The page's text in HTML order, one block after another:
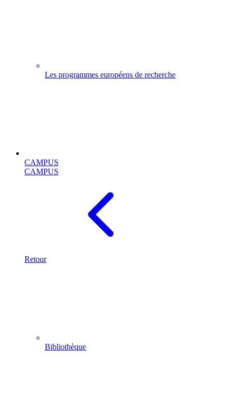
Les programmes européens de recherche
CAMPUS
CAMPUS
Retour
Bibliothèque